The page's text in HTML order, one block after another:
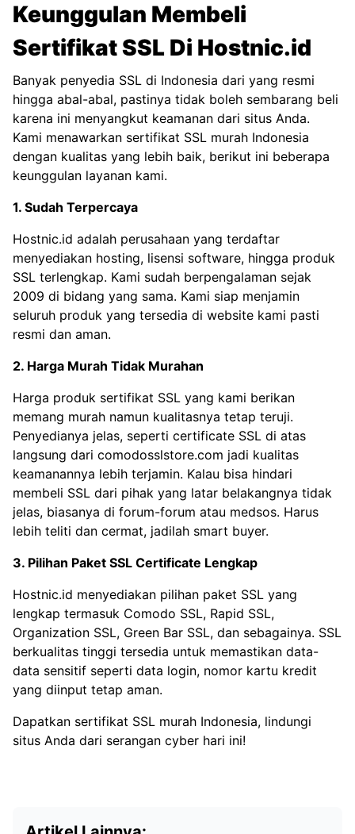
Keunggulan Membeli
Sertifikat SSL Di Hostnic.id
Banyak penyedia SSL di Indonesia dari yang resmi
hingga abal-abal, pastinya tidak boleh sembarang beli
karena ini menyangkut keamanan dari situs Anda.
Kami menawarkan sertifikat SSL murah Indonesia
dengan kualitas yang lebih baik, berikut ini beberapa
keunggulan layanan kami.
1. Sudah Terpercaya
Hostnic.id adalah perusahaan yang terdaftar
menyediakan hosting, lisensi software, hingga produk
SSL terlengkap. Kami sudah berpengalaman sejak
2009 di bidang yang sama. Kami siap menjamin
seluruh produk yang tersedia di website kami pasti
resmi dan aman.
2. Harga Murah Tidak Murahan
Harga produk sertifikat SSL yang kami berikan
memang murah namun kualitasnya tetap teruji.
Penyedianya jelas, seperti certificate SSL di atas
langsung dari comodosslstore.com jadi kualitas
keamanannya lebih terjamin. Kalau bisa hindari
membeli SSL dari pihak yang latar belakangnya tidak
jelas, biasanya di forum-forum atau medsos. Harus
lebih teliti dan cermat, jadilah smart buyer.
3. Pilihan Paket SSL Certificate Lengkap
Hostnic.id menyediakan pilihan paket SSL yang
lengkap termasuk Comodo SSL, Rapid SSL,
Organization SSL, Green Bar SSL, dan sebagainya. SSL
berkualitas tinggi tersedia untuk memastikan data-
data sensitif seperti data login, nomor kartu kredit
yang diinput tetap aman.
Dapatkan sertifikat SSL murah Indonesia, lindungi
situs Anda dari serangan cyber hari ini!